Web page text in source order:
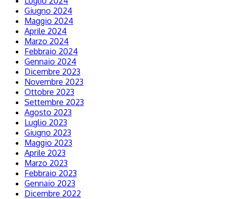
Giugno 2024
Maggio 2024
Aprile 2024
Marzo 2024
Febbraio 2024
Gennaio 2024
Dicembre 2023
Novembre 2023
Ottobre 2023
Settembre 2023
Agosto 2023
Luglio 2023
Giugno 2023
Maggio 2023
Aprile 2023
Marzo 2023
Febbraio 2023
Gennaio 2023
Dicembre 2022